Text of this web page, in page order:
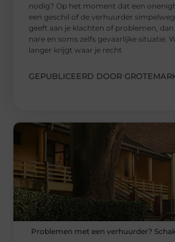
nodig? Op het moment dat een
een geschil of de verhuurder
geeft aan je klachten of problemen,
nare en soms zelfs gevaarlijke situatie.
langer krijgt waar je recht
GEPUBLICEERD DOOR
Problemen met een verhuurder?